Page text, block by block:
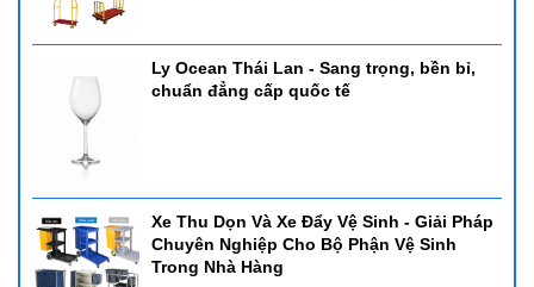
Ly Ocean Thái Lan - Sang trọng, bền bỉ,
chuẩn đẳng cấp quốc tế
Xe Thu Dọn Và Xe Đẩy Vệ Sinh - Giải Pháp
Chuyên Nghiệp Cho Bộ Phận Vệ Sinh
Trong Nhà Hàng